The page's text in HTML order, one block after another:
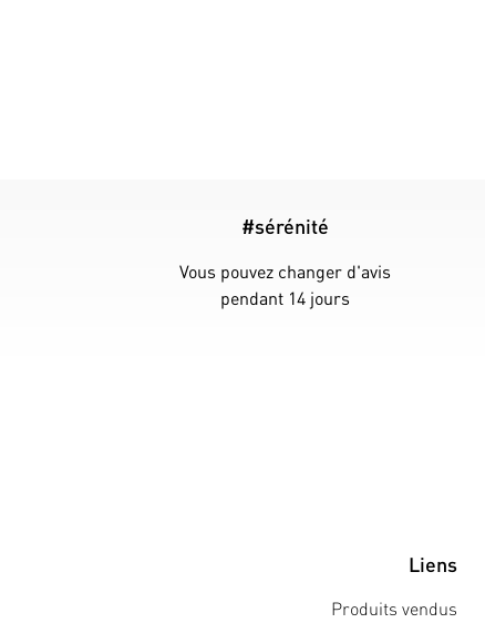
#sérénité
Vous pouvez changer d'avis
pendant 14 jours
Liens
Produits vendus